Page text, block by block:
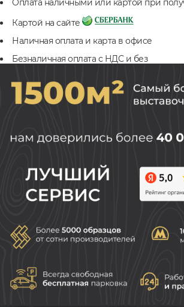
Оплата наличными или картой при
Картой на сайте
Наличная оплата и карта в офисе
Безналичная оплата с НДС и без